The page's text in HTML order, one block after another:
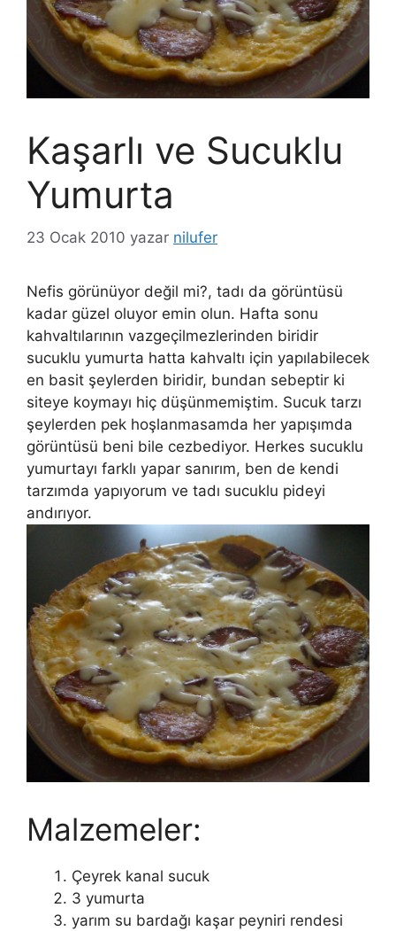
Kaşarlı ve Sucuklu
Yumurta
23 Ocak 2010 yazar nilufer
Nefis görünüyor değil mi?, tadı da görüntüsü
kadar güzel oluyor emin olun. Hafta sonu
kahvaltılarının vazgeçilmezlerinden biridir
sucuklu yumurta hatta kahvaltı için yapılabilecek
en basit şeylerden biridir, bundan sebeptir ki
siteye koymayı hiç düşünmemiştim. Sucuk tarzı
şeylerden pek hoşlanmasamda her yapışımda
görüntüsü beni bile cezbediyor. Herkes sucuklu
yumurtayı farklı yapar sanırım, ben de kendi
tarzımda yapıyorum ve tadı sucuklu pideyi
andırıyor.
Malzemeler:
Çeyrek kanal sucuk
3 yumurta
yarım su bardağı kaşar peyniri rendesi